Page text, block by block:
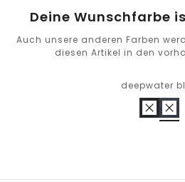
Deine Wunschfarbe
Auch unsere anderen Farben
diesen Artikel in den
deepwater